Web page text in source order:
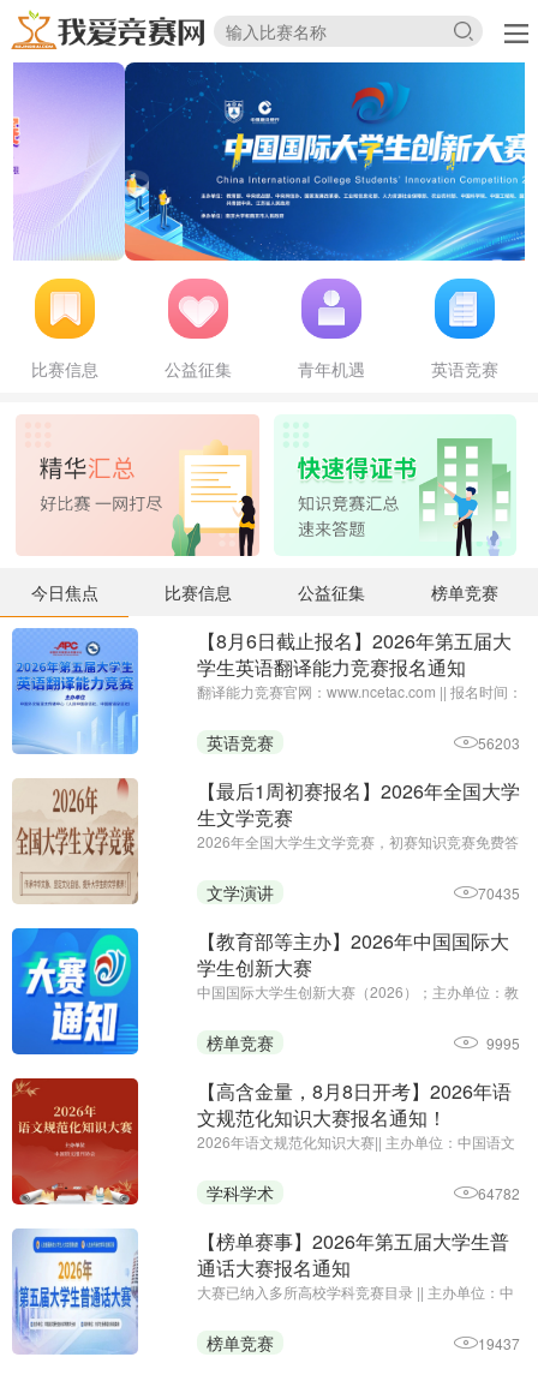
比赛信息 公益征集 青年机遇 英语竞赛
今日焦点 比赛信息 公益征集 榜单竞赛
【8月6日截止报名】2026年第五届大
学生英语翻译能力竞赛报名通知
翻译能力竞赛官网：www.ncetac.com || 报名时间：
中心
英语竞赛 56203
【最后1周初赛报名】2026年全国大学
生文学竞赛
2026年全国大学生文学竞赛，初赛知识竞赛免费答
组委会、北京中华文化发展协会、黑龙江省创新教
育研究院
文学演讲 70435
【教育部等主办】2026年中国国际大
学生创新大赛
中国国际大学生创新大赛（2026）；主办单位：教
委、工业和信息化部、人力资源社会保障部、农业
农村部、中国科学院、中国工程院、国家知识产权
榜单竞赛 9995
【高含金量，8月8日开考】2026年语
文规范化知识大赛报名通知！
2026年语文规范化知识大赛|| 主办单位：中国语文
学科学术 64782
【榜单赛事】2026年第五届大学生普
通话大赛报名通知
大赛已纳入多所高校学科竞赛目录 || 主办单位：中
http://pth.52jingsai.com/
榜单竞赛 19437